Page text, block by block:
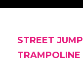
STREET
TRAMPOLINE